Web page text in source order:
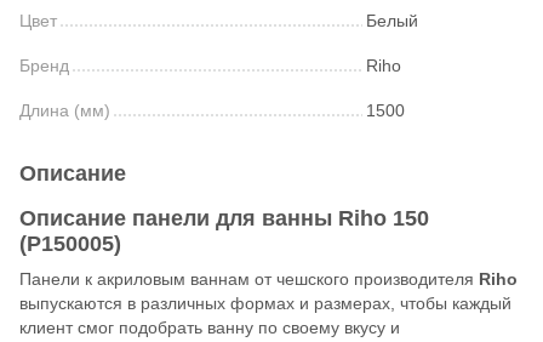
Цвет Белый
Бренд Riho
Длина (мм) 1500
Описание
Описание панели для ванны Riho 150
(P150005)
Панели к акриловым ваннам от чешского производителя Riho
выпускаются в различных формах и размерах, чтобы каждый
клиент смог подобрать ванну по своему вкусу и